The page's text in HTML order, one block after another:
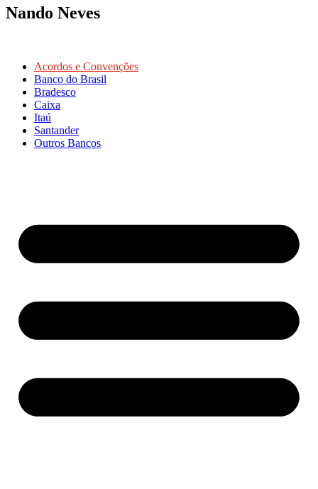
Nando Neves
Acordos e Convenções
Banco do Brasil
Bradesco
Caixa
Itaú
Santander
Outros Bancos